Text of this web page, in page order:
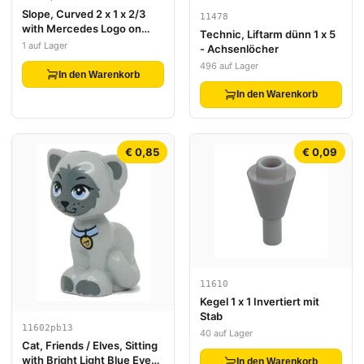
Slope, Curved 2 x 1 x 2/3
with Mercedes Logo on
Silver Background with
Notches, Dark Turquoise
Stripes, Black Triangles
Pattern
1 auf Lager
In den Warenkorb
11478
Technic, Liftarm dünn 1 x 5
- Achsenlöcher
496 auf Lager
In den Warenkorb
€ 0,85
11602pb13
Cat, Friends / Elves, Sitting
with Bright Light Blue Eyes
€ 0,09
11610
Kegel 1 x 1 Invertiert mit
Stab
40 auf Lager